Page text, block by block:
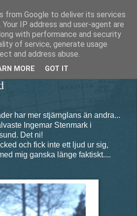
Diesel
har mer stjärnglans än andra...
Ingemar Stenmark i
Det ni!
och fick inte ett ljud ur sig,
mig ganska länge faktiskt....
from Google to deliver its services
IP address and user-agent are
with performance and security
of service, generate usage
and address abuse.
MORE GOT IT